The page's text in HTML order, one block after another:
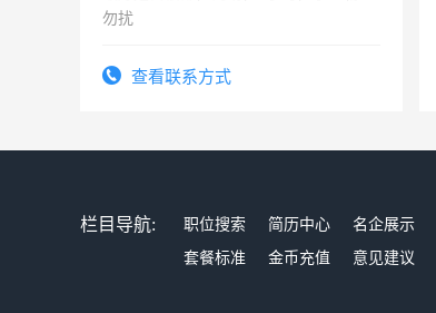
勿扰
查看联系方式
栏目导航: 职位搜索 简历中心 名企展示
套餐标准
金币充值 意见建议